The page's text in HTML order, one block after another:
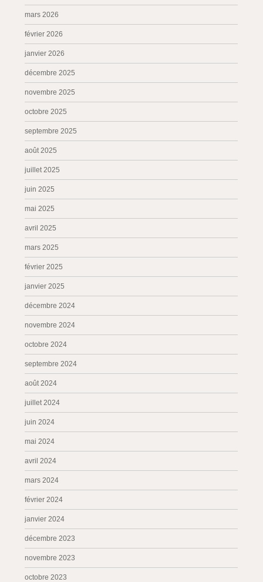
mars 2026
février 2026
janvier 2026
décembre 2025
novembre 2025
octobre 2025
septembre 2025
août 2025
juillet 2025
juin 2025
mai 2025
avril 2025
mars 2025
février 2025
janvier 2025
décembre 2024
novembre 2024
octobre 2024
septembre 2024
août 2024
juillet 2024
juin 2024
mai 2024
avril 2024
mars 2024
février 2024
janvier 2024
décembre 2023
novembre 2023
octobre 2023